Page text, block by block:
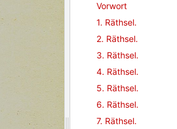
Vorwort
1. Räthsel.
2. Räthsel.
3. Räthsel.
4. Räthsel.
5. Räthsel.
6. Räthsel.
7. Räthsel.